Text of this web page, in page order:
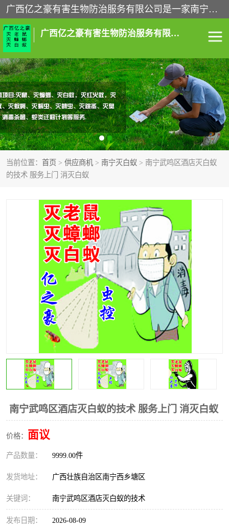
广西亿之豪有害生物防治服务有限公司是一家南宁灭鼠公司、灭蟑螂公司，南宁杀虫公司，南宁除虫公司，南宁灭跳蚤公司，南宁灭白蚁公司，南宁除四害公司,广西亿之豪有害生物防治服务有限公司专业灭蟑螂,除臭虫,其他害虫,服务上门,安全环保,售后保障,一次消杀，竭诚为您服务.
广西亿之豪有害生物防治服务有限公司
当前位置： 首页 > 供应商机 > 南宁灭白蚁 > 南宁武鸣区酒店灭白蚁
的技术 服务上门 消灭白蚁
南宁武鸣区酒店灭白蚁的技术 服务上门 消灭白蚁
价格： 面议
产品数量： 9999.00件
发货地址： 广西壮族自治区南宁西乡塘区
关键词： 南宁武鸣区酒店灭白蚁的技术
发布日期： 2026-08-09
南宁灭白蚁 南宁灭老鼠
南宁灭蟑螂 南宁杀虫
南宁除四害 南宁消杀
南宁除虫公司